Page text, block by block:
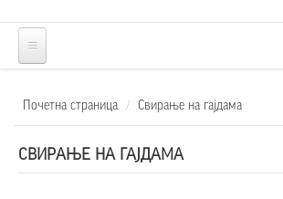
Почетна страница Свирање на гајдама
СВИРАЊЕ НА ГАЈДАМА